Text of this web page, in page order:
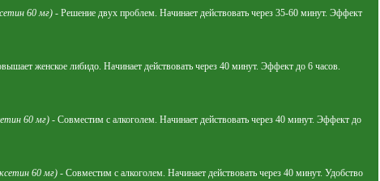
60 мг) - Решение двух проблем. Начинает действовать через 35-60 минут. Эффект
женское либидо. Начинает действовать через 40 минут. Эффект до 6 часов.
60 мг) - Совместим с алкоголем. Начинает действовать через 40 минут. Эффект до
60 мг) - Совместим с алкоголем. Начинает действовать через 40 минут. Удобство